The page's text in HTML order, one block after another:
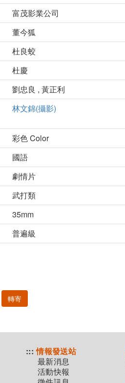
富茂影業公司
董今狐
杜良蛟
杜慶
劉忠良 , 黃正利
林文錦(攝影)
彩色 Color
國語
劇情片
武打類
35mm
普遍級
轉寄
::: 情報發送站
最新消息
活動快報